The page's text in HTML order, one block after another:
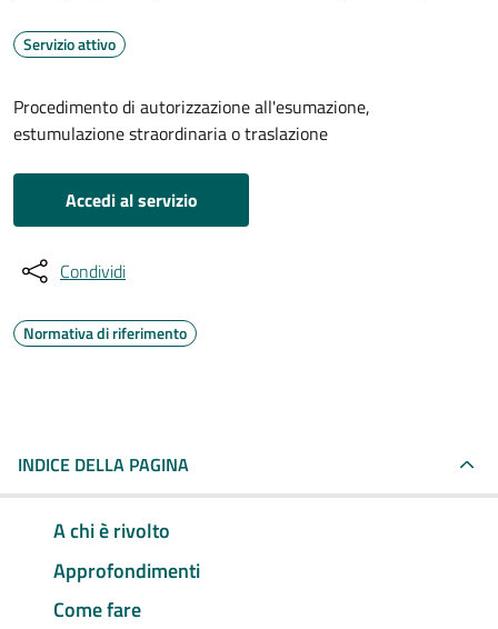
Servizio attivo
Procedimento di autorizzazione all'esumazione,
estumulazione straordinaria o traslazione
Accedi al servizio
Condividi
Normativa di riferimento
INDICE DELLA PAGINA
A chi è rivolto
Approfondimenti
Come fare